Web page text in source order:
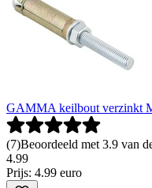
GAMMA keilbout verzinkt
(7)Beoordeeld met 3.9 van
4.99
Prijs: 4.99 euro